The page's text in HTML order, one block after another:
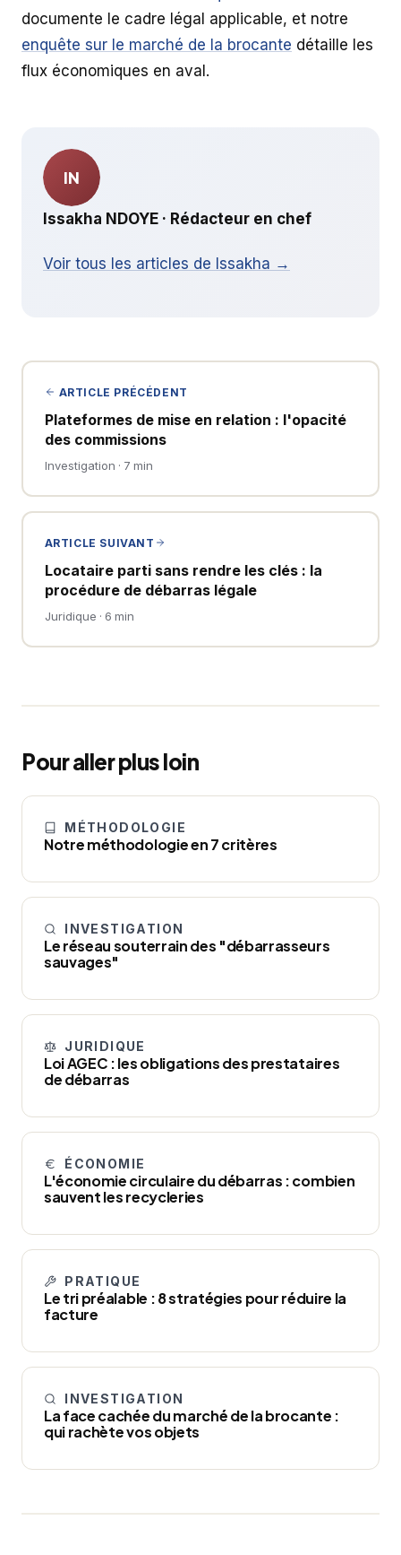
documente le cadre légal applicable, et notre
enquête sur le marché de la brocante détaille les
flux économiques en aval.
IN
Issakha NDOYE · Rédacteur en chef
Voir tous les articles de Issakha →
ARTICLE PRÉCÉDENT
Plateformes de mise en relation : l'opacité
des commissions
Investigation · 7 min
ARTICLE SUIVANT
Locataire parti sans rendre les clés : la
procédure de débarras légale
Juridique · 6 min
Pour aller plus loin
MÉTHODOLOGIE
Notre méthodologie en 7 critères
INVESTIGATION
Le réseau souterrain des "débarrasseurs
sauvages"
JURIDIQUE
Loi AGEC : les obligations des prestataires
de débarras
ÉCONOMIE
L'économie circulaire du débarras : combien
sauvent les recycleries
PRATIQUE
Le tri préalable : 8 stratégies pour réduire la
facture
INVESTIGATION
La face cachée du marché de la brocante :
qui rachète vos objets